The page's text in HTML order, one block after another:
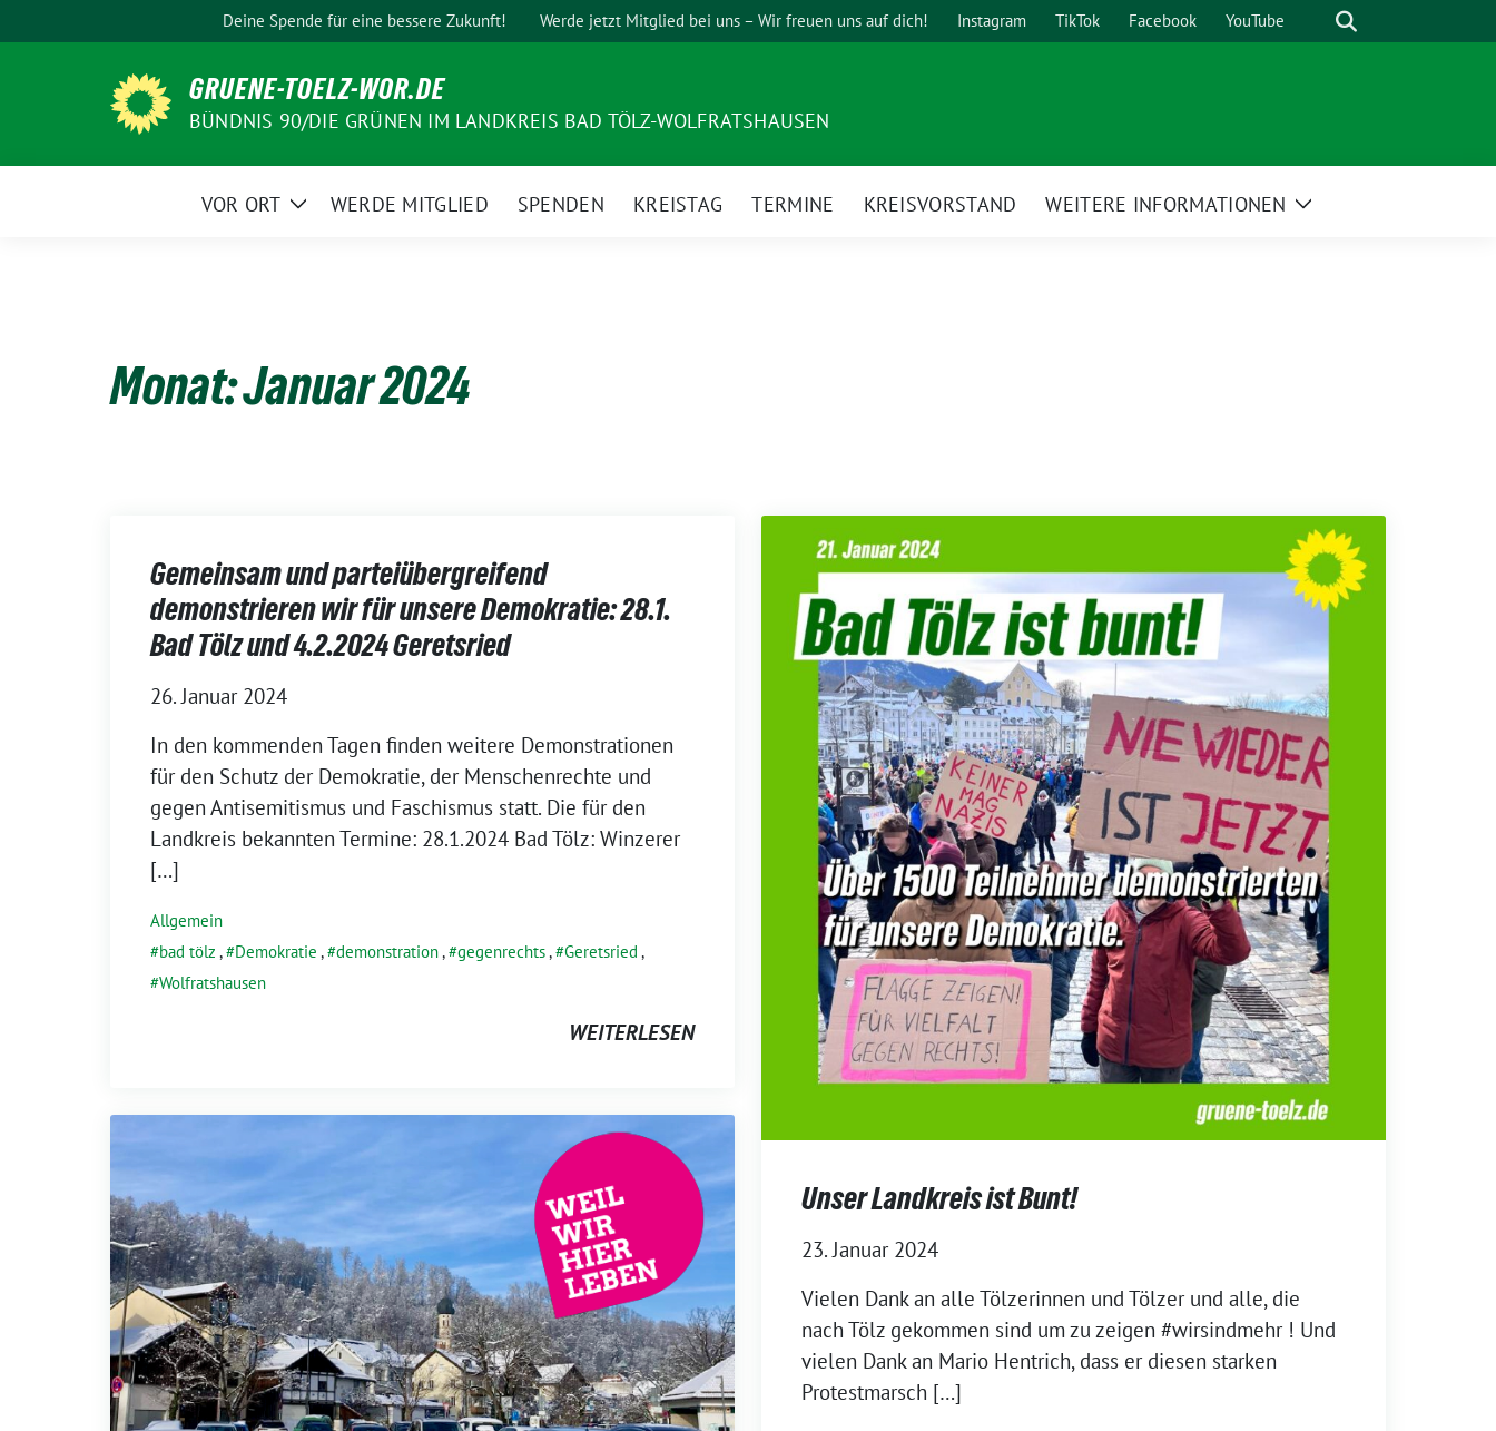
zum
Deine Spende für eine bessere Zukunft! Werde jetzt Mitglied bei uns – Wir freuen uns auf dich! Instagram TikTok Facebook YouTube Suche
GRUENE-TOELZ-WOR.DE
BÜNDNIS 90/DIE GRÜNEN IM LANDKREIS BAD TÖLZ-WOLFRATSHAUSEN
VOR ORT
ZeigeWERDE MITGLIED SPENDEN KREISTAG TERMINE KREISVORSTAND WEITERE INFORMATIONEN
Zeige
Monat:Januar 2024
Gemeinsam und parteiübergreifend
demonstrieren wir für unsere Demokratie: 28.1.
Bad Tölz und 4.2.2024 Geretsried
26. Januar 2024
In den kommenden Tagen finden weitere Demonstrationen
für den Schutz der Demokratie, der Menschenrechte und
gegen Antisemitismus und Faschismus statt. Die für den
Landkreis bekannten Termine: 28.1.2024 Bad Tölz: Winzerer
[…]
Allgemein
bad tölz , Demokratie , demonstration, gegenrechts, Geretsried ,
Wolfratshausen
WEITERLESEN
Unser Landkreis ist Bunt!
23. Januar 2024
Vielen Dank an alle Tölzerinnen und Tölzer und alle, die
nach Tölz gekommen sind um zu zeigen #wirsindmehr ! Und
vielen Dank an Mario Hentrich, dass er diesen starken
Protestmarsch […]